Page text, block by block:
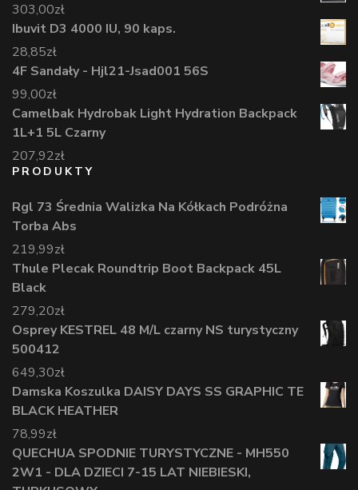
303,00zł
Ibuvit D3 4000 IU, 90 kaps.
28,85zł
4F Sandały - Hjl21-Jsad001 56S
99,00zł
Camelbak Hydrobak Light Hydration Backpack
1L+1 5L Czarny
207,92zł
PRODUKTY
Rgl 73 Średnia Walizka Na Kółkach Podróżna
Torba Abs
219,99zł
Thule Plecak Roundtrip Boot Backpack 45L
Black
279,20zł
Osprey KESTREL 48 M/L czarny NS turystyczny
500412
649,30zł
Damska Koszulka DAISY DAYS SS GRAPHIC TE
BLACK HEATHER
78,99zł
QUECHUA SPODNIE TURYSTYCZNE - MH550
2W1 - DLA DZIECI 7-15 LAT NIEBIESKI,